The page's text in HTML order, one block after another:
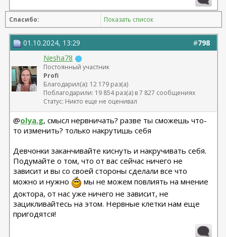
Спасибо: Показать список
#798
01.10.2024, 13:29
Nesha78
Постоянный участник
Profi
Благодарил(а): 12 179 раз(а)
Поблагодарили: 19 854 раз(а) в 7 827 сообщениях
Статус: Никто еще не оценивал
@olya.g, смысл нервничать? разве ты сможешь что-
то изменить? только накрутишь себя
Девчонки заканчивайте киснуть и накручивать себя.
Подумайте о том, что от вас сейчас ничего не
зависит и вы со своей стороны сделали все что
можно и нужно
мы не можем повлиять на мнение
доктора, от нас уже ничего не зависит, не
зацикливайтесь на этом. Нервные клетки нам еще
пригодятся!